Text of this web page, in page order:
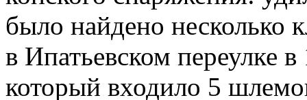
было найдено несколько
в Ипатьевском переулке
который входило 5